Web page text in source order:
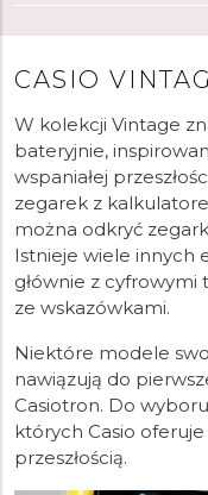
CASIO
W kolekcji Vintage
bateryjnie,
wspaniałej
zegarek z
można odkryć
Istnieje wiele innych
głównie z cyfrowymi
ze wskazówkami.
Niektóre modele
nawiązują do
Casiotron. Do
których Casio
przeszłością.